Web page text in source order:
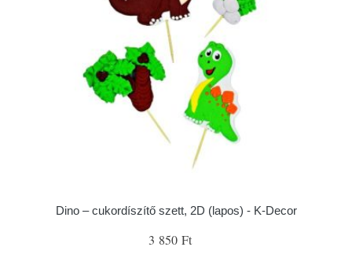
Dino – cukordíszítő szett, 2D (lapos) - K-Decor
3 850 Ft